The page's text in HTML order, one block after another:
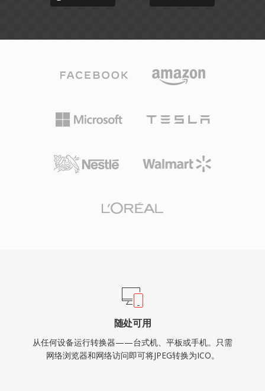
随处可用
从任何设备运行转换器——台式机、平板或手机。只需
网络浏览器和网络访问即可将JPEG转换为ICO。